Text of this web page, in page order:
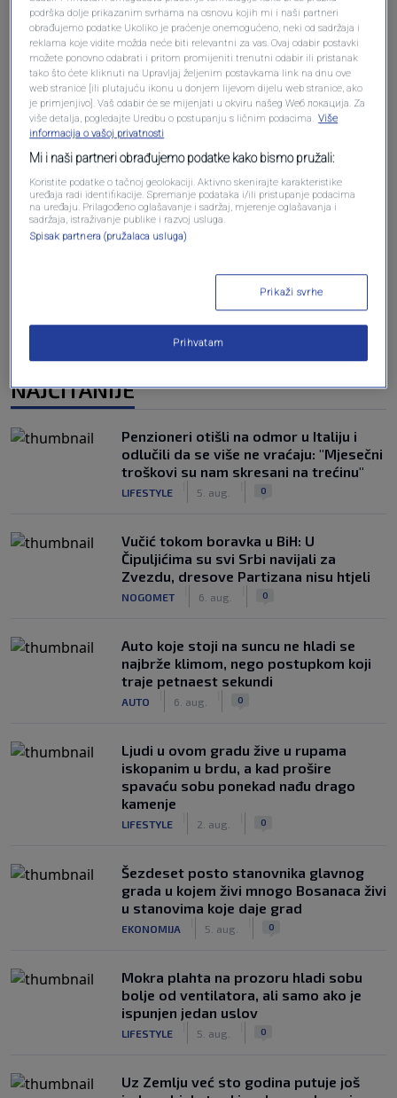
Oglas
NAJČITANIJE
Penzioneri otišli na odmor u Italiju i
odlučili da se više ne vraćaju: "Mjesečni
troškovi su nam skresani na trećinu"
LIFESTYLE 5. aug. 0
Vučić tokom boravka u BiH: U
Čipuljićima su svi Srbi navijali za
Zvezdu, dresove Partizana nisu htjeli
NOGOMET 6. aug. 0
Auto koje stoji na suncu ne hladi se
najbrže klimom, nego postupkom koji
traje petnaest sekundi
AUTO 6. aug. 0
Ljudi u ovom gradu žive u rupama
iskopanim u brdu, a kad prošire
spavaću sobu ponekad nađu drago
kamenje
LIFESTYLE 2. aug. 0
Šezdeset posto stanovnika glavnog
grada u kojem živi mnogo Bosanaca živi
u stanovima koje daje grad
EKONOMIJA 5. aug. 0
Mokra plahta na prozoru hladi sobu
bolje od ventilatora, ali samo ako je
ispunjen jedan uslov
LIFESTYLE 5. aug. 0
Uz Zemlju već sto godina putuje još
podrška dolje prikazanim svrhama na osnovu kojih mi i naši partneri
obrađujemo podatke Ukoliko je praćenje onemogućeno, neki od sadržaja i
reklama koje vidite možda neće biti relevantni za vas. Ovaj odabir postavki
možete ponovno odabrati i pritom promijeniti trenutni odabir ili pristanak
tako što ćete kliknuti na Upravljaj željenim postavkama link na dnu ove
web stranice [ili plutajuću ikonu u donjem lijevom dijelu web stranice, ako
je primjenjivo]. Vaš odabir će se mijenjati u okviru našeg Wеб локација. Za
više detalja, pogledajte Uredbu o postupanju s ličnim podacima. Više
informacija o vašoj privatnosti
Mi i naši partneri obrađujemo podatke kako bismo pružali:
Koristite podatke o tačnoj geolokaciji. Aktivno skenirajte karakteristike
uređaja radi identifikacije. Spremanje podataka i/ili pristupanje podacima
na uređaju. Prilagođeno oglašavanje i sadržaj, mjerenje oglašavanja i
sadržaja, istraživanje publike i razvoj usluga.
Spisak partnera (pružalaca usluga)
Prikaži svrhe
Prihvatam